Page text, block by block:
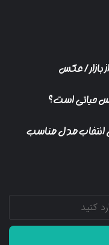
بازار/ عکس
حیاتی است؟
انتخاب مدل مناسب